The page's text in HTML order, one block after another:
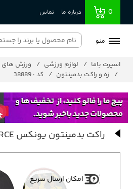
0 درباره ما تماس
منو
اسپرت باما لوازم ورزشی ورزش های
زه و راکت بدمینتون
کد : 38889
راکت بدمینتون یونکس Z FORCE
امکان ارسال سریع